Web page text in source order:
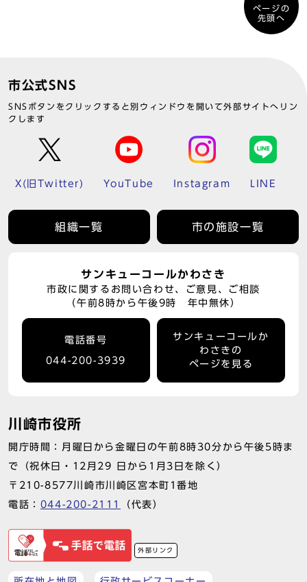
ページの
先頭へ
市公式SNS
SNSボタンをクリックすると別ウィンドウを開いて外部サイトへリン
クします
X(旧Twitter) YouTube Instagram LINE
組織一覧 市の施設一覧
サンキューコールかわさき
市政に関するお問い合わせ、ご意見、ご相談
（午前8時から午後9時 年中無休）
電話番号
044-200-3939
サンキューコールか
わさきの
ページを見る
川崎市役所
開庁時間：月曜日から金曜日の午前8時30分から午後5時ま
で（祝休日・12月29 日から1月3日を除く）
〒210-8577川崎市川崎区宮本町1番地
電話： 044-200-2111 （代表）
外部リンク